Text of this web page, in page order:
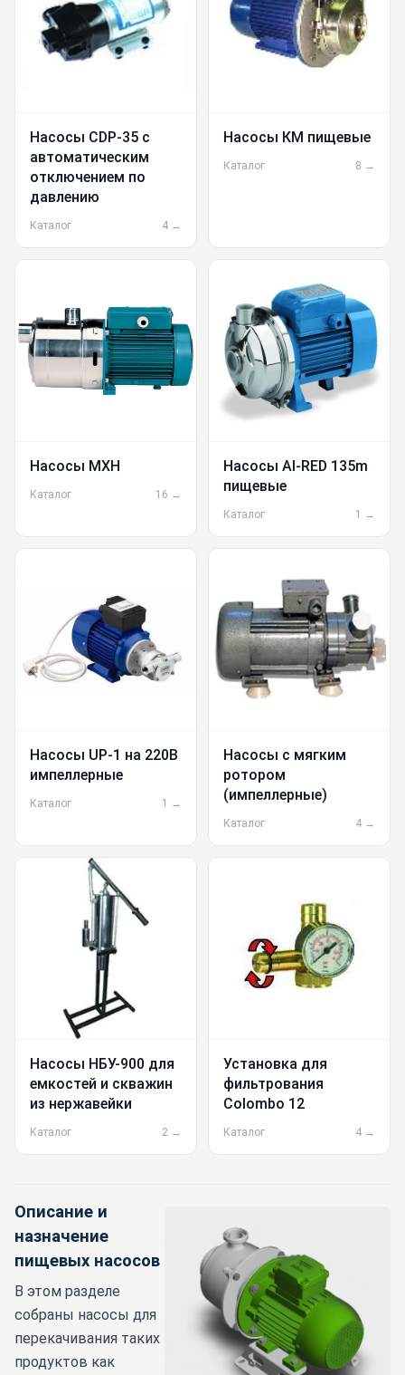
Насосы CDP-35 c
автоматическим
отключением по
давлению
Каталог 4 →
Насосы КМ пищевые
Каталог 8 →
Насосы MXH
Каталог 16 →
Насосы Al-RED 135m
пищевые
Каталог 1 →
Насосы UP-1 на 220В
импеллерные
Каталог 1 →
Насосы с мягким
ротором
(импеллерные)
Каталог 4 →
Насосы НБУ-900 для
емкостей и скважин
из нержавейки
Каталог 2 →
Установка для
фильтрования
Colombo 12
Каталог 4 →
Описание и
назначение
пищевых насосов
В этом разделе
собраны насосы для
перекачивания таких
продуктов как